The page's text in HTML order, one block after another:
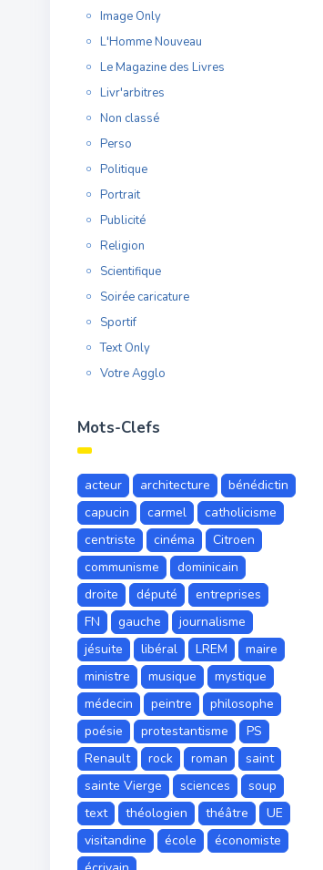
Image Only
L'Homme Nouveau
Le Magazine des Livres
Livr'arbitres
Non classé
Perso
Politique
Portrait
Publicité
Religion
Scientifique
Soirée caricature
Sportif
Text Only
Votre Agglo
Mots-Clefs
acteur architecture
bénédictin
capucin
carmel
catholicisme
centriste
cinéma
Citroen
communisme
dominicain
droite
député
entreprises
FN
gauche
journalisme
jésuite
libéral LREM
maire
ministre
musique
mystique
médecin
peintre
philosophe
poésie
protestantisme
PS
Renault
rock roman
saint
sainte Vierge
sciences
soup
text
théologien théâtre
UE
visitandine
école
économiste